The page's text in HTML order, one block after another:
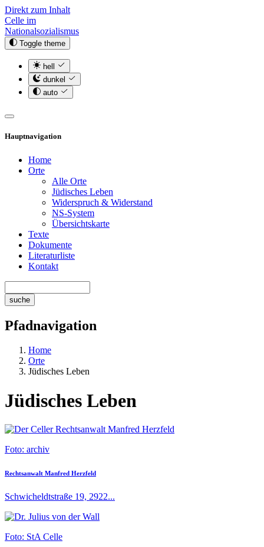
Direkt zum Inhalt
Celle im
Nationalsozialismus
Toggle theme
hell
dunkel
auto
Hauptnavigation
Home
Orte
Alle Orte
Jüdisches Leben
Widerspruch & Widerstand
NS-System
Übersichtskarte
Texte
Dokumente
Literaturliste
Kontakt
Pfadnavigation
Home
Orte
Jüdisches Leben
Jüdisches Leben
Foto: archiv
Rechtsanwalt Manfred Herzfeld
Schwicheldtstraße 19, 2922...
Foto: StA Celle